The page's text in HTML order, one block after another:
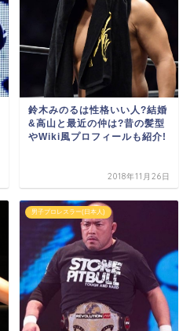
鈴木みのるは性格いい人?結婚
&高山と最近の仲は?昔の髪型
やWiki風プロフィールも紹介!
2018年11月26日
男子プロレスラー(日本人)